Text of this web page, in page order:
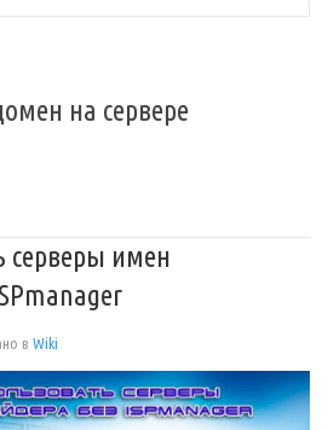
на сервере
серверы имен
в Wiki